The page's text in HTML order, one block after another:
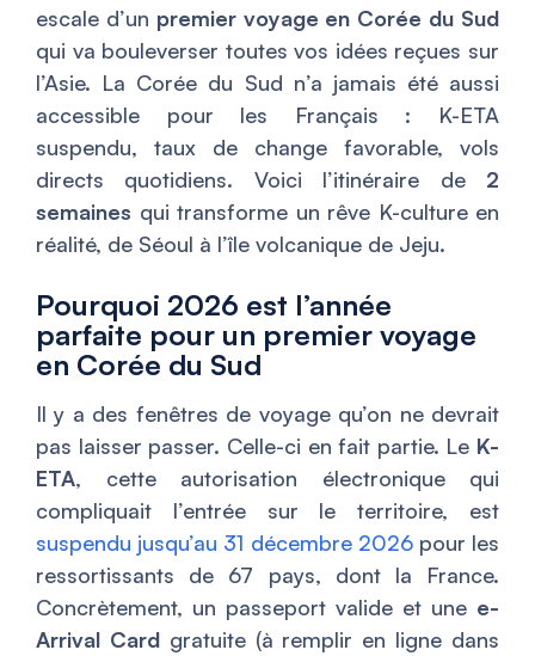
escale d’un premier voyage en Corée du Sud
qui va bouleverser toutes vos idées reçues sur
l’Asie. La Corée du Sud n’a jamais été aussi
accessible pour les Français : K-ETA
suspendu, taux de change favorable, vols
directs quotidiens. Voici l’itinéraire de 2
semaines qui transforme un rêve K-culture en
réalité, de Séoul à l’île volcanique de Jeju.
Pourquoi 2026 est l’année
parfaite pour un premier voyage
en Corée du Sud
Il y a des fenêtres de voyage qu’on ne devrait
pas laisser passer. Celle-ci en fait partie. Le K-
ETA, cette autorisation électronique qui
compliquait l’entrée sur le territoire, est
suspendu jusqu’au 31 décembre 2026pour les
ressortissants de 67 pays, dont la France.
Concrètement, un passeport valide et une e-
Arrival Cardgratuite (à remplir en ligne dans